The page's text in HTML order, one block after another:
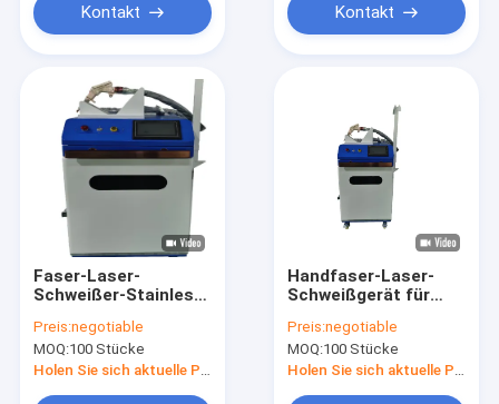
Kontakt Kontakt
Faser-Laser-
Schweißer-Stainless
Laser-
Punktschweissen-
Maschine 100Hz
Preis:negotiable
MOQ:100 Stücke
Holen Sie sich aktuelle Preis
Handfaser-Laser-
Schweißgerät für
Aluminium
Preis:negotiable
MOQ:100 Stücke
Holen Sie sich aktuelle Preis